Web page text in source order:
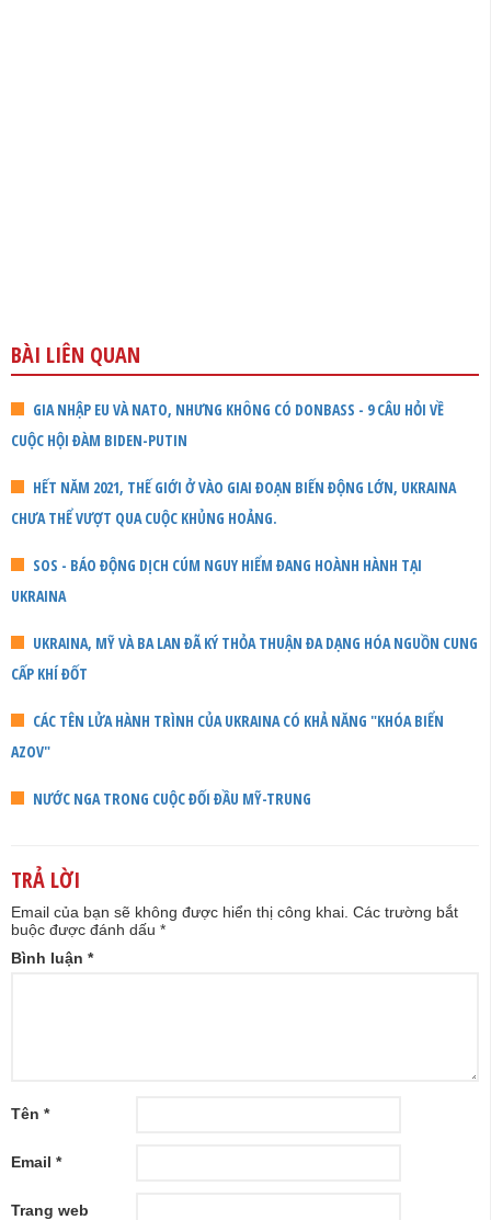
BÀI LIÊN QUAN
GIA NHẬP EU VÀ NATO, NHƯNG KHÔNG CÓ DONBASS - 9 CÂU HỎI VỀ
CUỘC HỘI ĐÀM BIDEN-PUTIN
HẾT NĂM 2021, THẾ GIỚI Ở VÀO GIAI ĐOẠN BIẾN ĐỘNG LỚN, UKRAINA
CHƯA THỂ VƯỢT QUA CUỘC KHỦNG HOẢNG.
SOS - BÁO ĐỘNG DỊCH CÚM NGUY HIỂM ĐANG HOÀNH HÀNH TẠI
UKRAINA
UKRAINA, MỸ VÀ BA LAN ĐÃ KÝ THỎA THUẬN ĐA DẠNG HÓA NGUỒN CUNG
CẤP KHÍ ĐỐT
CÁC TÊN LỬA HÀNH TRÌNH CỦA UKRAINA CÓ KHẢ NĂNG "KHÓA BIỂN
AZOV"
NƯỚC NGA TRONG CUỘC ĐỐI ĐẦU MỸ-TRUNG
TRẢ LỜI
Email của bạn sẽ không được hiển thị công khai. Các trường bắt
buộc được đánh dấu *
Bình luận *
Tên *
Email *
Trang web